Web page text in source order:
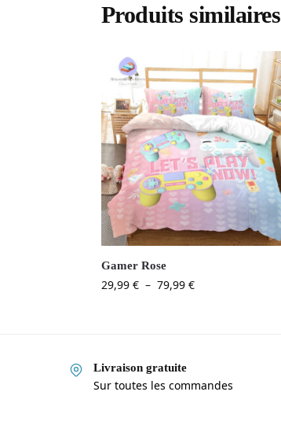
Produits similaires
Gamer Rose
29,99 € – 79,99 €
Livraison gratuite
Sur toutes les commandes